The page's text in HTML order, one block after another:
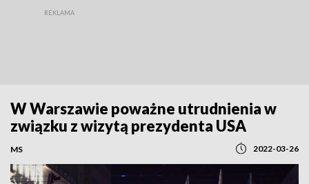
W Warszawie poważne utrudnienia w
związku z wizytą prezydenta USA
MS 2022-03-26